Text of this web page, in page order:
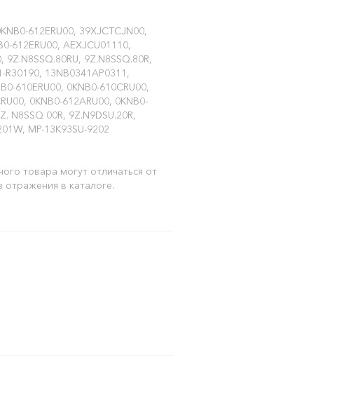
612ERU00, 39XJCTCJN00,
612ERU00, AEXJCU01110,
9Z.N8SSQ.80R,
R30190, 13NB0341AP0311,
610ERU00, 0KNB0-610CRU00,
0KNB0-612ARU00, 0KNB0-
N8SSQ 00R, 9Z.N9DSU.20R,
MP-13K93SU-9202
товара могут отличаться от
в каталоге.